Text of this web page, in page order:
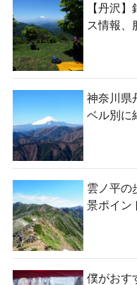
【丹沢
ス情報、
神奈川県
ベル別に
雲ノ平の
景ポイン
僕がおす